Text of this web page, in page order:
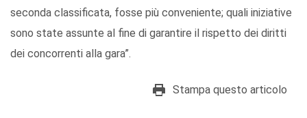
seconda classificata, fosse più conveniente; quali iniziative
sono state assunte al fine di garantire il rispetto dei diritti
dei concorrenti alla gara”.
Stampa questo articolo